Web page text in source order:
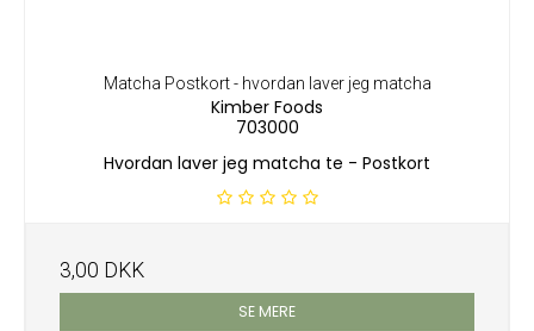
Matcha Postkort - hvordan laver jeg matcha
Kimber Foods
703000
Hvordan laver jeg matcha te - Postkort
3,00 DKK
SE MERE